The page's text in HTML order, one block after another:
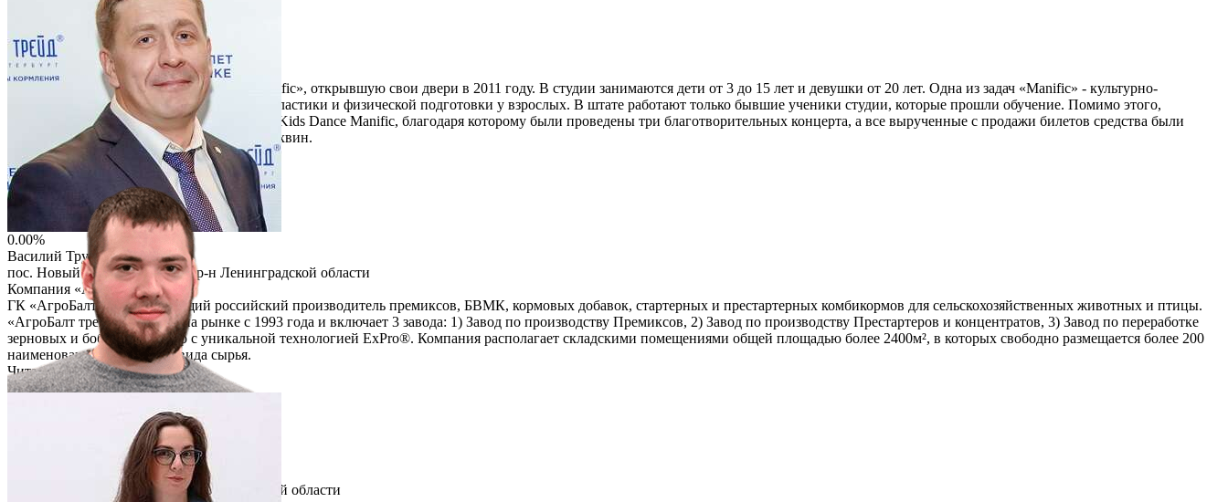
Светлана Нешина
г. Тихвин Ленинградской области
Компания «Манифик»
Светлана представляет студию танца «Manific», открывшую свои двери в 2011 году. В студии занимаются дети от 3 до 15 лет и девушки от 20 лет. Одна из задач «Manific» - культурно-
эстетическое воспитание детей, развитие пластики и физической подготовки у взрослых. В штате работают только бывшие ученики студии, которые прошли обучение. Помимо этого,
Светлана создала общественное движение Kids Dance Manific, благодаря которому были проведены три благотворительных концерта, а все вырученные с продажи билетов средства были
направлены на лечение детей из города Тихвин.
Читать описание
Перейти на сайт
0.00%
Василий Трубечков
пос. Новый Свет Гатчинский р-н Ленинградской области
Компания «АгроБалт трейд»
ГК «АгроБалт трейд» - ведущий российский производитель премиксов, БВМК, кормовых добавок, стартерных и престартерных комбикормов для сельскохозяйственных животных и птицы.
«АгроБалт трейд» работает на рынке с 1993 года и включает 3 завода: 1) Завод по производству Премиксов, 2) Завод по производству Престартеров и концентратов, 3) Завод по переработке
зерновых и бобовых культур с уникальной технологией ExPro®. Компания располагает складскими помещениями общей площадью более 2400м², в которых свободно размещается более 200
наименований различного вида сырья.
Читать описание
Перейти на сайт
Артемий Горшков
пгт. Вырица Гатчинский р-н Ленинградской области